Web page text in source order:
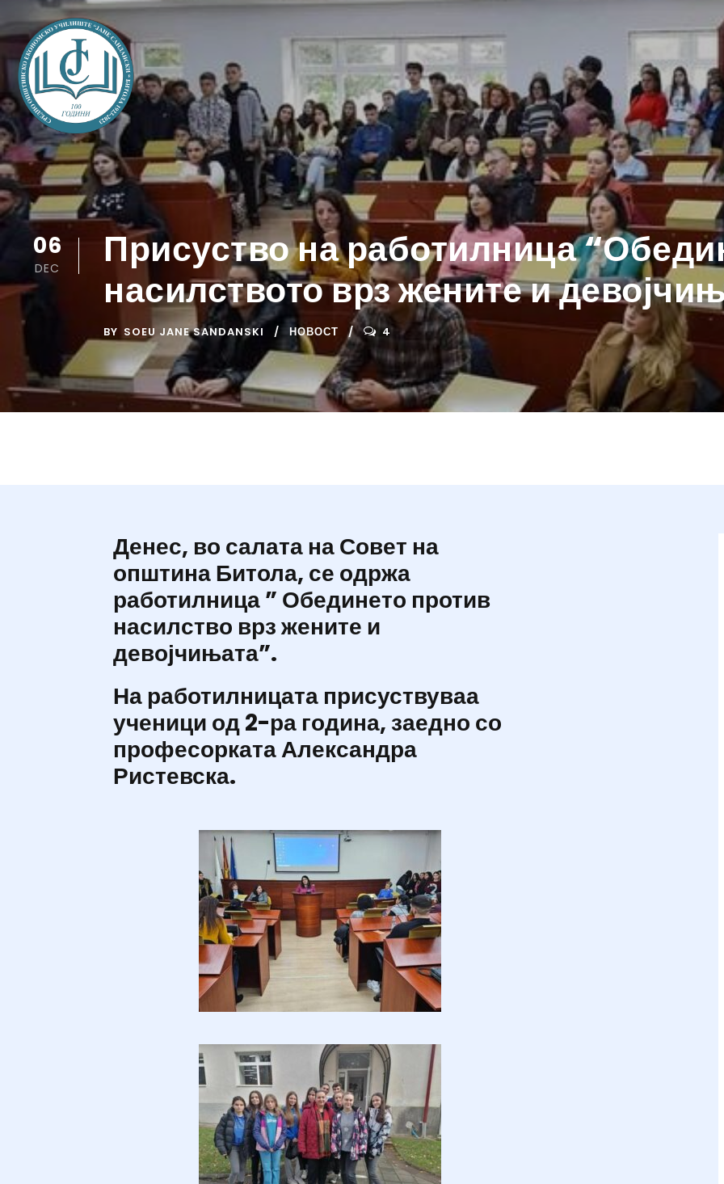
06
DEC
Присуство на работилница
насилството врз жените и
BY SOEU JANE SANDANSKI НОВОСТ 4
Денес, во салата на Совет на
општина Битола, се одржа
работилница ” Обединето против
насилство врз жените и
девојчињата”.
На работилницата присуствуваа
ученици од 2-ра година, заедно со
професорката Александра
Ристевска.